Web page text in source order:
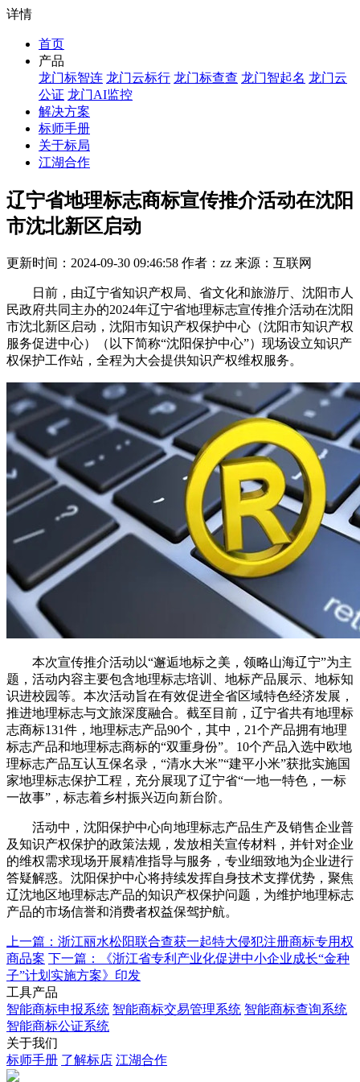
详情
首页
产品
龙门标智连 龙门云标行 龙门标查查 龙门智起名 龙门云
公证 龙门AI监控
解决方案
标师手册
关于标局
江湖合作
辽宁省地理标志商标宣传推介活动在沈阳
市沈北新区启动
更新时间：2024-09-30 09:46:58 作者：zz 来源：互联网
日前，由辽宁省知识产权局、省文化和旅游厅、沈阳市人
民政府共同主办的2024年辽宁省地理标志宣传推介活动在沈阳
市沈北新区启动，沈阳市知识产权保护中心（沈阳市知识产权
服务促进中心）（以下简称“沈阳保护中心”）现场设立知识产
权保护工作站，全程为大会提供知识产权维权服务。
本次宣传推介活动以“邂逅地标之美，领略山海辽宁”为主
题，活动内容主要包含地理标志培训、地标产品展示、地标知
识进校园等。本次活动旨在有效促进全省区域特色经济发展，
推进地理标志与文旅深度融合。截至目前，辽宁省共有地理标
志商标131件，地理标志产品90个，其中，21个产品拥有地理
标志产品和地理标志商标的“双重身份”。10个产品入选中欧地
理标志产品互认互保名录，“清水大米”“建平小米”获批实施国
家地理标志保护工程，充分展现了辽宁省“一地一特色，一标
一故事”，标志着乡村振兴迈向新台阶。
活动中，沈阳保护中心向地理标志产品生产及销售企业普
及知识产权保护的政策法规，发放相关宣传材料，并针对企业
的维权需求现场开展精准指导与服务，专业细致地为企业进行
答疑解惑。沈阳保护中心将持续发挥自身技术支撑优势，聚焦
辽沈地区地理标志产品的知识产权保护问题，为维护地理标志
产品的市场信誉和消费者权益保驾护航。
上一篇：浙江丽水松阳联合查获一起特大侵犯注册商标专用权
商品案 下一篇：《浙江省专利产业化促进中小企业成长“金种
子”计划实施方案》印发
工具产品
智能商标申报系统 智能商标交易管理系统 智能商标查询系统
智能商标公证系统
关于我们
标师手册 了解标店 江湖合作